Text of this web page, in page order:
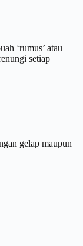
‘rumus’ atau
setiap
gelap maupun